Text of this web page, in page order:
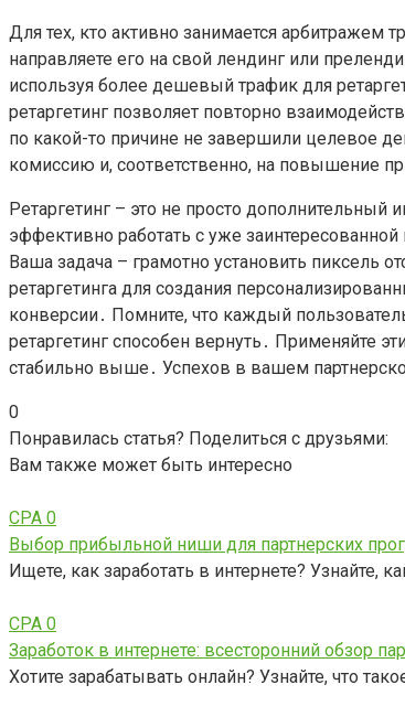
Для тех, кто активно занимается арбитражем
направляете его на свой лендинг или
используя более дешевый трафик для
ретаргетинг позволяет повторно
по какой-то причине не завершили целевое
комиссию и, соответственно, на повышение
Ретаргетинг – это не просто
эффективно работать с уже
Ваша задача – грамотно установить пиксель
ретаргетинга для создания
конверсии․ Помните, что каждый
ретаргетинг способен вернуть․ Применяйте
стабильно выше․ Успехов в вашем
0
Понравилась статья? Поделиться с друзьями:
Вам также может быть интересно
CPA 0
Выбор прибыльной ниши для партнерских
Ищете, как заработать в интернете? Узнайте,
CPA 0
Заработок в интернете: всесторонний обзор
Хотите зарабатывать онлайн? Узнайте, что